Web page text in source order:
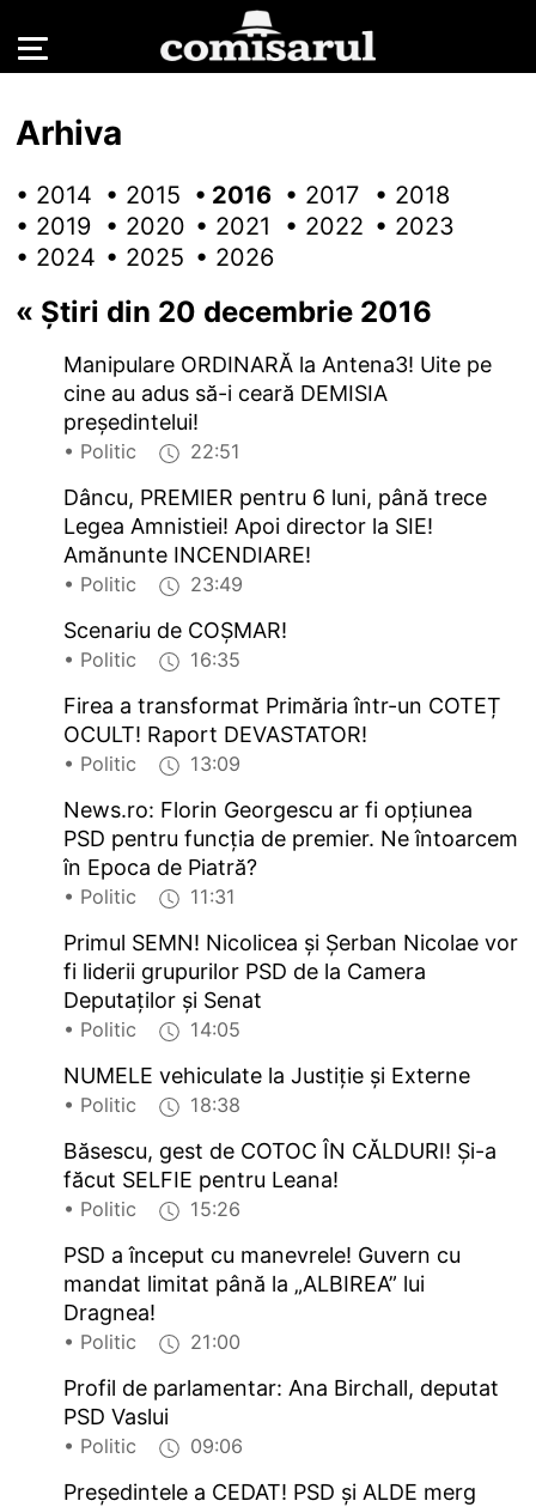
Arhiva
• 2014 • 2015 • 2016 • 2017
• 2018
• 2019 • 2020 • 2021 • 2022 • 2023
• 2024 • 2025 • 2026
« Știri din 20 decembrie 2016
Manipulare ORDINARĂ la Antena3! Uite pe
cine au adus să-i ceară DEMISIA
președintelui!
• Politic 22:51
Dâncu, PREMIER pentru 6 luni, până trece
Legea Amnistiei! Apoi director la SIE!
Amănunte INCENDIARE!
• Politic 23:49
Scenariu de COȘMAR!
• Politic 16:35
Firea a transformat Primăria într-un COTEȚ
OCULT! Raport DEVASTATOR!
• Politic 13:09
News.ro: Florin Georgescu ar fi opţiunea
PSD pentru funcţia de premier. Ne întoarcem
în Epoca de Piatră?
• Politic 11:31
Primul SEMN! Nicolicea şi Şerban Nicolae vor
fi liderii grupurilor PSD de la Camera
Deputaţilor şi Senat
• Politic 14:05
NUMELE vehiculate la Justiție și Externe
• Politic 18:38
Băsescu, gest de COTOC ÎN CĂLDURI! Și-a
făcut SELFIE pentru Leana!
• Politic 15:26
PSD a început cu manevrele! Guvern cu
mandat limitat până la „ALBIREA” lui
Dragnea!
• Politic 21:00
Profil de parlamentar: Ana Birchall, deputat
PSD Vaslui
• Politic 09:06
Președintele a CEDAT! PSD și ALDE merg